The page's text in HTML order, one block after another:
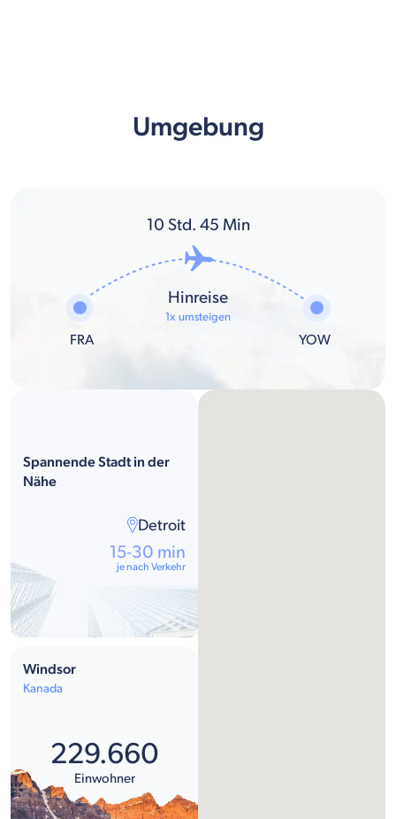
Umgebung
10 Std. 45 Min
FRA
Hinreise
1x umsteigen
YOW
Spannende Stadt in der
Nähe
Detroit
15-30 min
je nach Verkehr
Windsor
Kanada
229.660
Einwohner